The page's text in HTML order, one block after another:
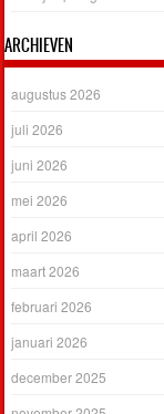
ARCHIEVEN
augustus 2026
juli 2026
juni 2026
mei 2026
april 2026
maart 2026
februari 2026
januari 2026
december 2025